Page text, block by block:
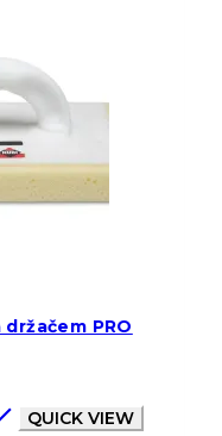
PRO
QUICK VIEW